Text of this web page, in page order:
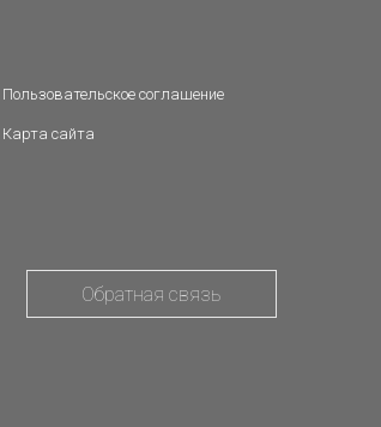
Пользовательское соглашение
Карта сайта
Обратная связь